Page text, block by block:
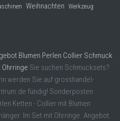
Weihnachten Werkzeug
Blumen Perlen Collier Schmuck
Ohrringe Sie suchen Schmucksets?
werden Sie auf grosshandel-
fündig! Sonderposten
Ketten - Collier mit Blumen
Im Set mit Ohrringe. Angebot.